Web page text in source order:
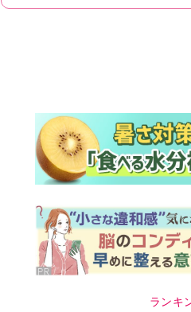
ランキ